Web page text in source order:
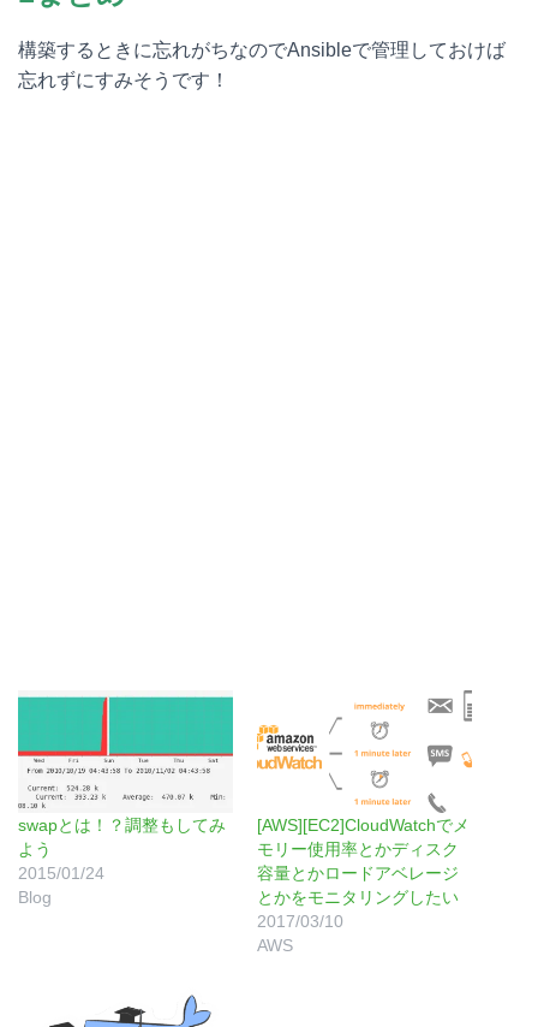
構築するときに忘れがちなのでAnsibleで管理しておけば
忘れずにすみそうです！
swapとは！？調整もしてみ
よう
2015/01/24
Blog
[AWS][EC2]CloudWatchでメ
モリー使用率とかディスク
容量とかロードアベレージ
とかをモニタリングしたい
2017/03/10
AWS